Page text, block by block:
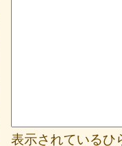
表示されているひ